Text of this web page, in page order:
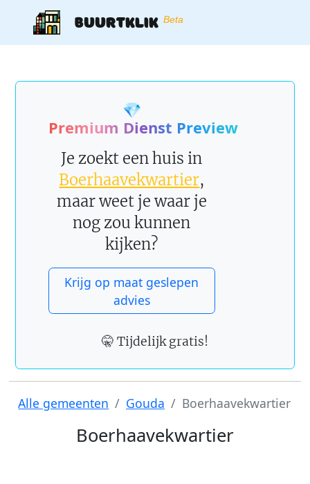
Buurtklik Beta
💎
Premium Dienst Preview
Je zoekt een huis in
Boerhaavekwartier,
maar weet je waar je
nog zou kunnen
kijken?
Krijg op maat geslepen
advies
🤫 Tijdelijk gratis!
Alle gemeenten Gouda Boerhaavekwartier
Boerhaavekwartier